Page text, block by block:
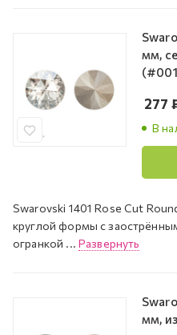
мм,
В
277
Swarovski 1401 Rose Cut
круглой формы с
огранкой ... Развернуть
мм,